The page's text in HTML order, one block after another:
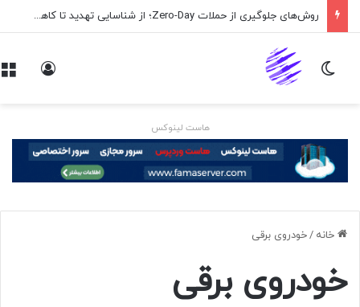
اپلیکیشن پیام‌رسان ایکس در راه است
تغییر پوسته
هاست لینوکس
خانه /خودروی برقی
خودروی برقی